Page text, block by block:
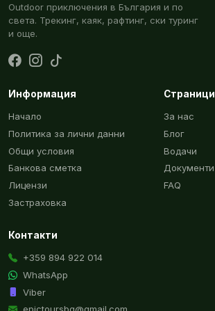
Outdoor приключения в България и по
света. Трекинг, каяк, рафтинг, ски туринг
и още.
Информация
Начало
Политика за лични данни
Общи условия
Банкова сметка
Лицензи
Застраховка
Страници
За нас
Блог
Водачи
Документи
FAQ
Контакти
+359 894 922 014
WhatsApp
Viber